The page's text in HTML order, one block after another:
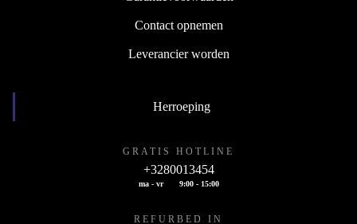
Contact opnemen
Leverancier worden
Herroeping
GRATIS HOTLINE
+3280013454
ma - vr 9:00 - 15:00
REFURBED IN